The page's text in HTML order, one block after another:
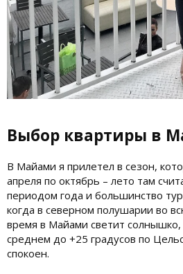
Выбор квартиры в
В Майами я прилетел в сезон,
апреля по октябрь – лето там
периодом года и большинство
когда в северном полушарии во
время в Майами светит солнышко,
среднем до +25 градусов по
спокоен.